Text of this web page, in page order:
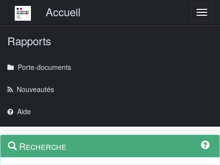
Menu principalAccueil
Rapports
Porte-documents
Nouveautés
Aide
Navigation
outils
Menu
contextuel
Recherche